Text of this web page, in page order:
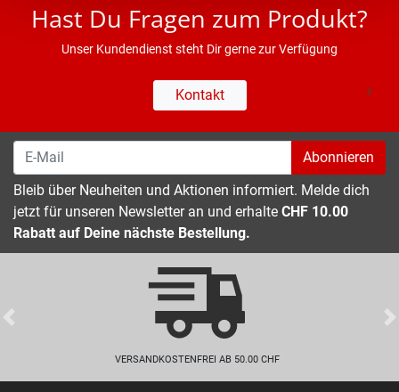
Hast Du Fragen zum Produkt?
Unser Kundendienst steht Dir gerne zur Verfügung
Kontakt
Abonnieren
Bleib über Neuheiten und Aktionen informiert. Melde dich
jetzt für unseren Newsletter an und erhalte CHF 10.00
Rabatt auf Deine nächste Bestellung.
VERSANDKOSTENFREI AB 50.00 CHF
Previous